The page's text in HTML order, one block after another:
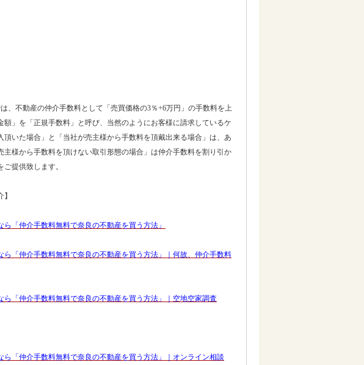
、不動産の仲介手数料として「売買価格の3％+6万円」の手数料を上
」を「正規手数料」と呼び、当然のようにお客様に請求しているケ
いた場合」と「当社が売主様から手数料を頂戴出来る場合」は、あ
様から手数料を頂けない取引形態の場合」は仲介手数料を割り引か
提供致します。
「仲介手数料無料で奈良の不動産を買う方法」
「仲介手数料無料で奈良の不動産を買う方法」｜何故、仲介手数料
「仲介手数料無料で奈良の不動産を買う方法」｜空地空家調査
「仲介手数料無料で奈良の不動産を買う方法」｜オンライン相談